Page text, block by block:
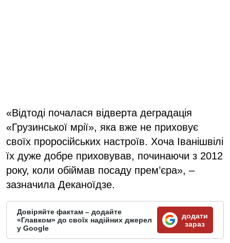
«Відтоді почалася відверта деградація
«Грузинської мрії», яка вже не приховує
своїх проросійських настроїв. Хоча Іванішвілі
їх дуже добре приховував, починаючи з 2012
року, коли обіймав посаду прем’єра», –
зазначила Деканоїдзе.
Довіряйте фактам – додайте
«Главком» до своїх надійних джерел
у Google
додати
зараз